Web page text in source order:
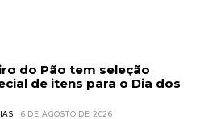
do Pão tem seleção
de itens para o Dia dos
6 DE AGOSTO DE 2026